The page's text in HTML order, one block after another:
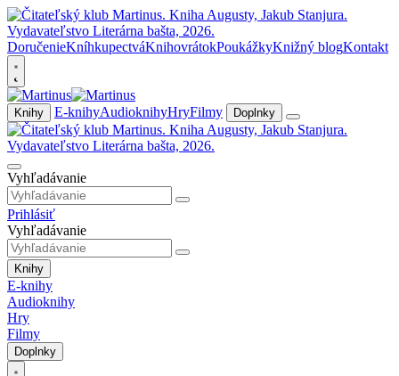
DoručenieKníhkupectváKnihovrátokPoukážkyKnižný blogKontakt
Knihy E-knihyAudioknihyHryFilmy Doplnky
Vyhľadávanie
Prihlásiť
Vyhľadávanie
Knihy
E-knihy
Audioknihy
Hry
Filmy
Doplnky